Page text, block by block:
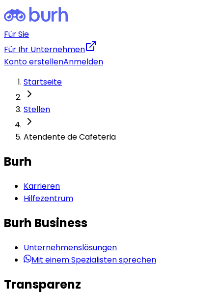
Für Sie
Für Ihr Unternehmen
Konto erstellenAnmelden
Startseite
Stellen
Atendente de Cafeteria
Burh
Karrieren
Hilfezentrum
Burh Business
Unternehmenslösungen
Mit einem Spezialisten sprechen
Transparenz